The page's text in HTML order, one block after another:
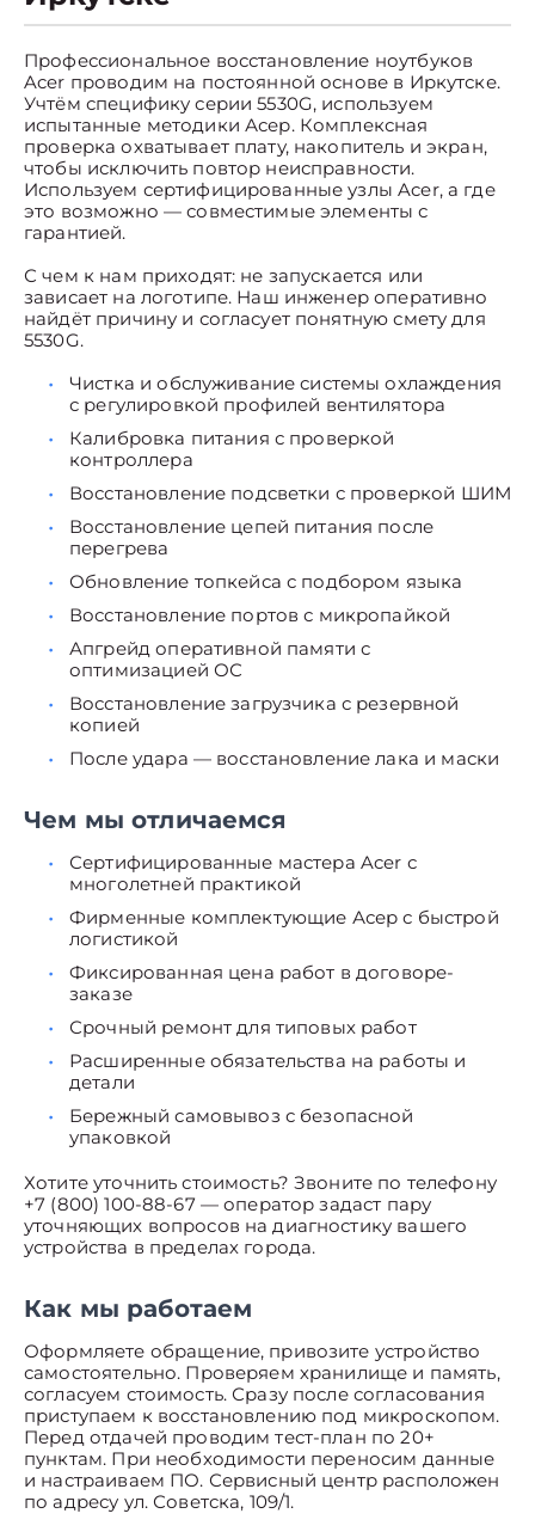
Профессиональное восстановление ноутбуков
Acer проводим на постоянной основе в Иркутске.
Учтём специфику серии 5530G, используем
испытанные методики Асер. Комплексная
проверка охватывает плату, накопитель и экран,
чтобы исключить повтор неисправности.
Используем сертифицированные узлы Acer, а где
это возможно — совместимые элементы с
гарантией.
С чем к нам приходят: не запускается или
зависает на логотипе. Наш инженер оперативно
найдёт причину и согласует понятную смету для
5530G.
Чистка и обслуживание системы охлаждения
с регулировкой профилей вентилятора
Калибровка питания с проверкой
контроллера
Восстановление подсветки с проверкой ШИМ
Восстановление цепей питания после
перегрева
Обновление топкейса с подбором языка
Восстановление портов с микропайкой
Апгрейд оперативной памяти с
оптимизацией ОС
Восстановление загрузчика с резервной
копией
После удара — восстановление лака и маски
Чем мы отличаемся
Сертифицированные мастера Acer с
многолетней практикой
Фирменные комплектующие Асер с быстрой
логистикой
Фиксированная цена работ в договоре-
заказе
Срочный ремонт для типовых работ
Расширенные обязательства на работы и
детали
Бережный самовывоз с безопасной
упаковкой
Хотите уточнить стоимость? Звоните по телефону
+7 (800) 100-88-67 — оператор задаст пару
уточняющих вопросов на диагностику вашего
устройства в пределах города.
Как мы работаем
Оформляете обращение, привозите устройство
самостоятельно. Проверяем хранилище и память,
согласуем стоимость. Сразу после согласования
приступаем к восстановлению под микроскопом.
Перед отдачей проводим тест-план по 20+
пунктам. При необходимости переносим данные
и настраиваем ПО. Сервисный центр расположен
по адресу ул. Советска, 109/1.